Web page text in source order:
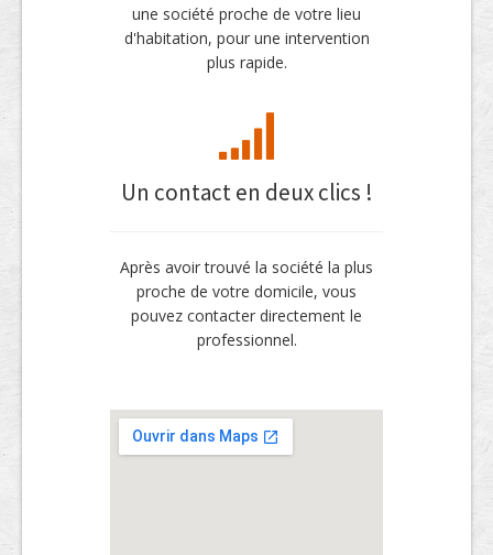
une société proche de votre lieu
d'habitation, pour une intervention
plus rapide.
Un contact en deux clics !
Après avoir trouvé la société la plus
proche de votre domicile, vous
pouvez contacter directement le
professionnel.